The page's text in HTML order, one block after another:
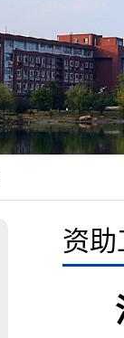
资助